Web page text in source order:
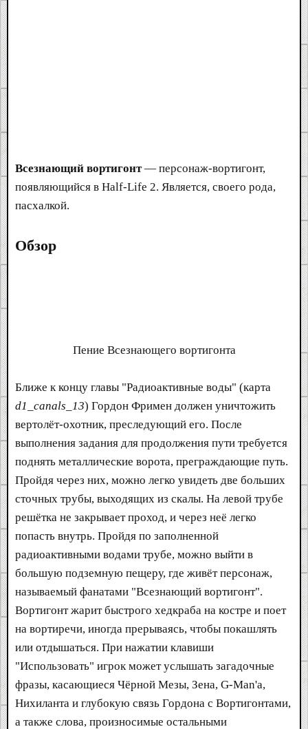
Всезнающий вортигонт— персонаж-вортигонт,
появляющийся в Half-Life 2. Является, своего рода,
пасхалкой.
Обзор
Пение Всезнающего вортигонта​
Ближе к концу главы "Радиоактивные воды" (карта
d1_canals_13) Гордон Фримен должен уничтожить
вертолёт-охотник, преследующий его. После
выполнения задания для продолжения пути требуется
поднять металлические ворота, преграждающие путь.
Пройдя через них, можно легко увидеть две больших
сточных трубы, выходящих из скалы. На левой трубе
решётка не закрывает проход, и через неё легко
попасть внутрь. Пройдя по заполненной
радиоактивными водами трубе, можно выйти в
большую подземную пещеру, где живёт персонаж,
называемый фанатами "Всезнающий вортигонт".
Вортигонт жарит быстрого хедкраба на костре и поет
на вортиречи, иногда прерываясь, чтобы покашлять
или отдышаться. При нажатии клавиши
"Использовать" игрок может услышать загадочные
фразы, касающиеся Чёрной Мезы, Зена, G-Man'а,
Нихиланта и глубокую связь Гордона с Вортигонтами,
а также слова, произносимые остальными